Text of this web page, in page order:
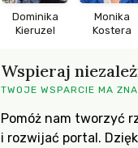
Dominika
Kieruzel
Monika
Kostera
Wspieraj
TWOJE WSPARCIE MA
Pomóż nam tworzyć
i rozwijać portal.